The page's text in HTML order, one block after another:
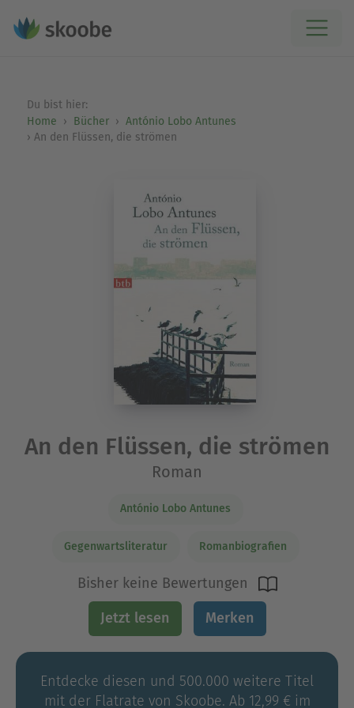
Du bist hier:
Home
Bücher
António Lobo Antunes
An den Flüssen, die strömen
An den Flüssen, die strömen
Roman
António Lobo Antunes
Gegenwartsliteratur Romanbiografien
Bisher keine Bewertungen
Jetzt lesen Merken
Entdecke diesen und 500.000 weitere Titel
mit der Flatrate von Skoobe. Ab 12,99 € im